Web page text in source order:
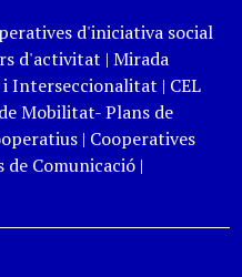
d'iniciativa social
d'activitat | Mirada
Interseccionalitat | CEL
Mobilitat- Plans de
| Cooperatives
de Comunicació|